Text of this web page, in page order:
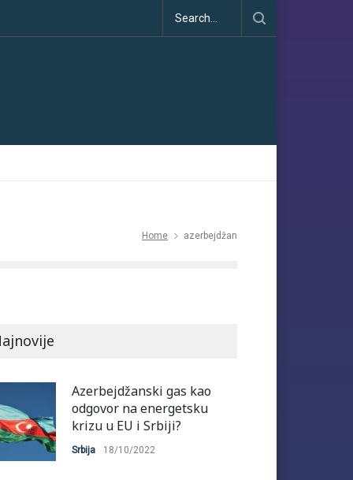
Pariskog sporazuma: između obećanja i učinka
Home azerbejdžan
Azerbejdžanski gas kao
odgovor na energetsku
krizu u EU i Srbiji?
Srbija 18/10/2022